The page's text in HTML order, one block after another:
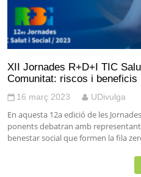
XII Jornades R+D+I TIC
Comunitat: riscos i beneficis
16 març 2023 UDivulga
En aquesta 12a edició de les
ponents debatran amb
benestar social que formen la fila